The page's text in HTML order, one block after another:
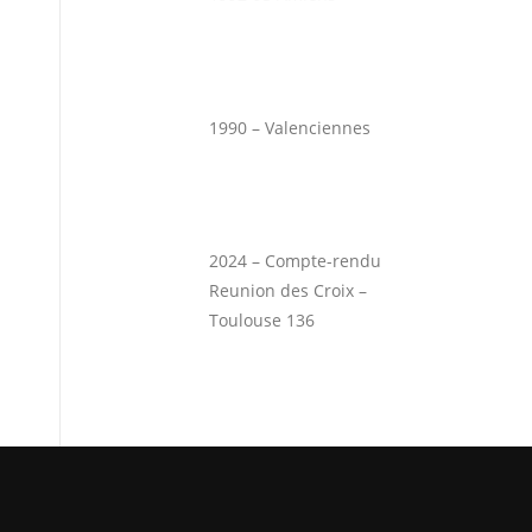
1990 – Valenciennes
2024 – Compte-rendu
Reunion des Croix –
Toulouse 136